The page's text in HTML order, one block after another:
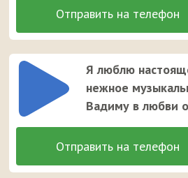
Я люблю
нежное
Вадиму в любви